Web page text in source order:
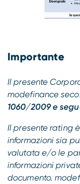
Importante
Il presente
modefinance
1060/2009 e
Il presente rating
informazioni sia
valutata e/o le
informazioni
documento.